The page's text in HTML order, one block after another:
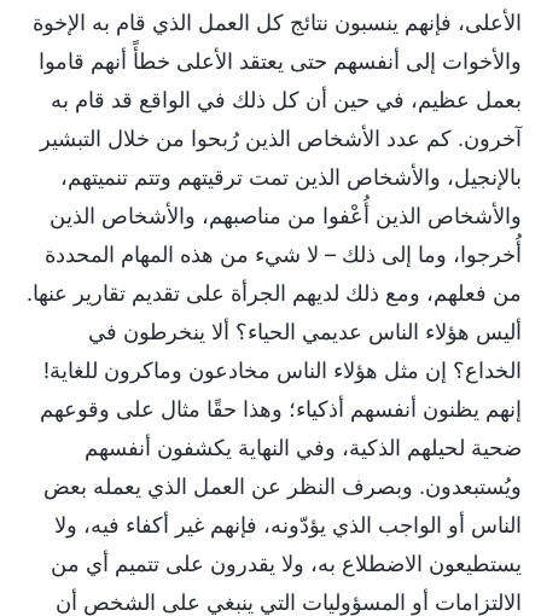
الأعلى، فإنهم ينسبون نتائج كل العمل الذي قام به الإخوة
والأخوات إلى أنفسهم حتى يعتقد الأعلى خطأً أنهم قاموا
بعمل عظيم، في حين أن كل ذلك في الواقع قد قام به
آخرون. كم عدد الأشخاص الذين رُبحوا من خلال التبشير
بالإنجيل، والأشخاص الذين تمت ترقيتهم وتتم تنميتهم،
والأشخاص الذين أُعْفوا من مناصبهم، والأشخاص الذين
أُخرجوا، وما إلى ذلك – لا شيء من هذه المهام المحددة
من فعلهم، ومع ذلك لديهم الجرأة على تقديم تقارير عنها.
أليس هؤلاء الناس عديمي الحياء؟ ألا ينخرطون في
الخداع؟ إن مثل هؤلاء الناس مخادعون وماكرون للغاية!
إنهم يظنون أنفسهم أذكياء؛ وهذا حقًا مثال على وقوعهم
ضحية لحيلهم الذكية، وفي النهاية يكشفون أنفسهم
ويُستبعدون. وبصرف النظر عن العمل الذي يعمله بعض
الناس أو الواجب الذي يؤدّونه، فإنهم غير أكفاء فيه، ولا
يستطيعون الاضطلاع به، ولا يقدرون على تتميم أي من
الالتزامات أو المسؤوليات التي ينبغي على الشخص أن